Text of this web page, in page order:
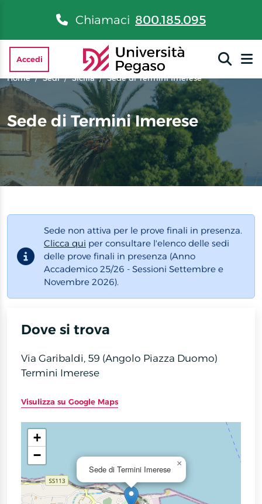
Chiamaci 800.185.095
Accedi
Home
Sedi Sicilia Sede di Termini Imerese
Sede di Termini Imerese
Sede non attiva per le prove finali in presenza.
Clicca qui per consultare l'elenco delle sedi
delle prove finali in presenza (Anno
Accademico 25/26 - Sessioni Settembre e
Novembre 2026).
Dove si trova
Via Garibaldi, 59 (Angolo Piazza Duomo)
Termini Imerese
Visulizza su Google Maps
Sede di Termini Imerese
×
+
−